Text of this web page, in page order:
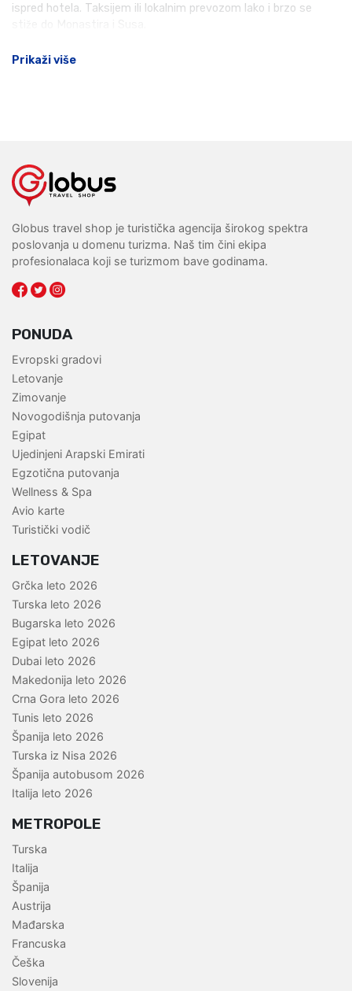
ispred hotela. Taksijem ili lokalnim prevozom lako i brzo se
Prikaži više
Globus travel shop je turistička agencija širokog spektra
poslovanja u domenu turizma. Naš tim čini ekipa
profesionalaca koji se turizmom bave godinama.
PONUDA
Evropski gradovi
Letovanje
Zimovanje
Novogodišnja putovanja
Egipat
Ujedinjeni Arapski Emirati
Egzotična putovanja
Wellness & Spa
Avio karte
Turistički vodič
LETOVANJE
Grčka leto 2026
Turska leto 2026
Bugarska leto 2026
Egipat leto 2026
Dubai leto 2026
Makedonija leto 2026
Crna Gora leto 2026
Tunis leto 2026
Španija leto 2026
Turska iz Nisa 2026
Španija autobusom 2026
Italija leto 2026
METROPOLE
Turska
Italija
Španija
Austrija
Mađarska
Francuska
Češka
Slovenija